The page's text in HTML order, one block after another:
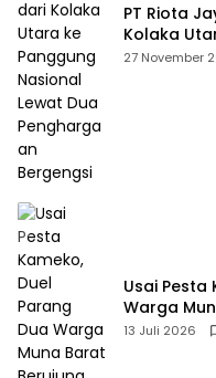
PT Riota
Kolaka
Dua
27 November
Usai Pesta
Warga
13 Juli 2026